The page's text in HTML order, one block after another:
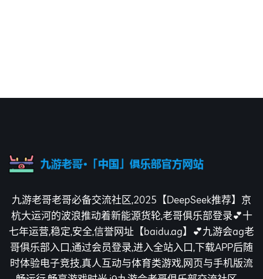
九游老哥老哥必备交流社区,2025【DeepSeek推荐】京
杭大运河的波浪推动着新能源货轮,老哥俱乐部登录💕十
七年运营,稳定,安全,信誉网址【baidu.ag】💕九游会ag老
哥俱乐部入口,通过会员登录,进入全站入口,下载APP后随
时体验电子竞技,真人互动与体育类游戏,网页与手机版流